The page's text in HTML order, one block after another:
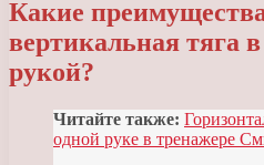
Какие
вертикальная тяга
рукой?
Читайте также:
одной руке в тренажере